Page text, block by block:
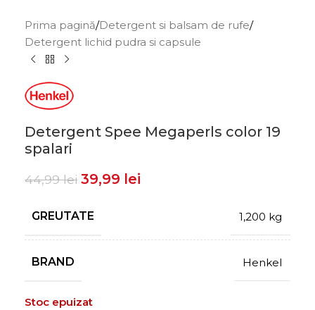
Prima pagină/Detergent si balsam de rufe/
Detergent lichid pudra si capsule
Detergent Spee Megaperls color 19
spalari
44,99lei 39,99 lei
GREUTATE 1,200 kg
BRAND Henkel
Stoc epuizat